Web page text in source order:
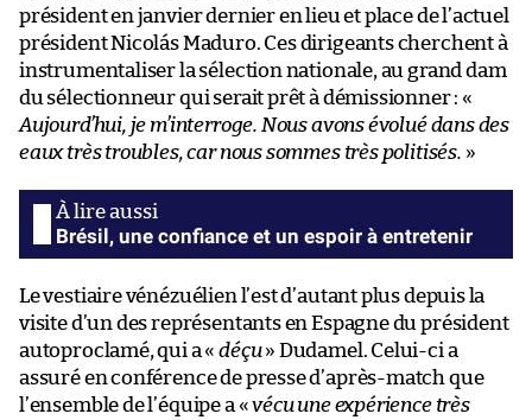
président en janvier dernier en lieu et place de l’actuel
président Nicolás Maduro. Ces dirigeants cherchent à
instrumentaliser la sélection nationale, au grand dam
du sélectionneur qui serait prêt à démissionner : «
Aujourd’hui, je m’interroge. Nous avons évolué dans des
eaux très troubles, car nous sommes très politisés. »
Brésil, une confiance et un espoir à entretenir
Le vestiaire vénézuélien l’est d’autant plus depuis la
visite d’un des représentants en Espagne du président
autoproclamé, qui a «déçu» Dudamel. Celui-ci a
assuré en conférence de presse d’après-match que
l’ensemble de l’équipe a «vécu une expérience très